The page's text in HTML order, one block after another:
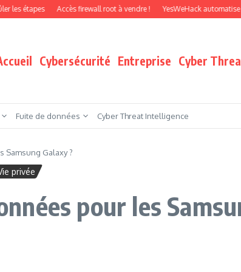
Accès firewall root à vendre ! YesWeHack automatise le
Cybersécurité Entreprise Cyber
Fuite de données Cyber Threat Intelligence
Galaxy ?
privée
pour les